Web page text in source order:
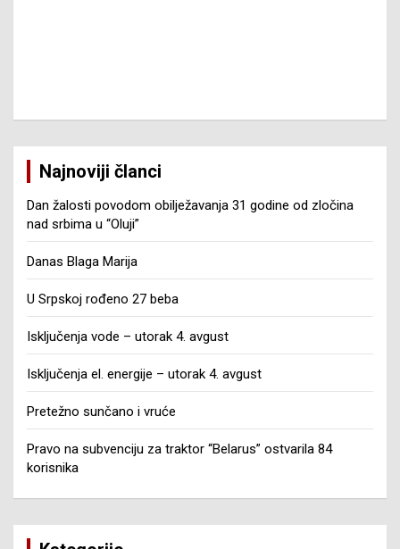
Najnoviji članci
Dan žalosti povodom obilježavanja 31 godine od zločina
nad srbima u “Oluji”
Danas Blaga Marija
U Srpskoj rođeno 27 beba
Isključenja vode – utorak 4. avgust
Isključenja el. energije – utorak 4. avgust
Pretežno sunčano i vruće
Pravo na subvenciju za traktor “Belarus” ostvarila 84
korisnika